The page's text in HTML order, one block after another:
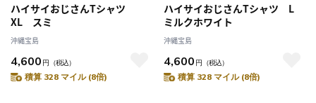
ハイサイおじさんTシャツ
XL スミ
沖縄宝島
4,600 円 （税込）
積算 328 マイル (8倍)
ハイサイおじさんTシャツ L
ミルクホワイト
沖縄宝島
4,600 円 （税込）
積算 328 マイル (8倍)